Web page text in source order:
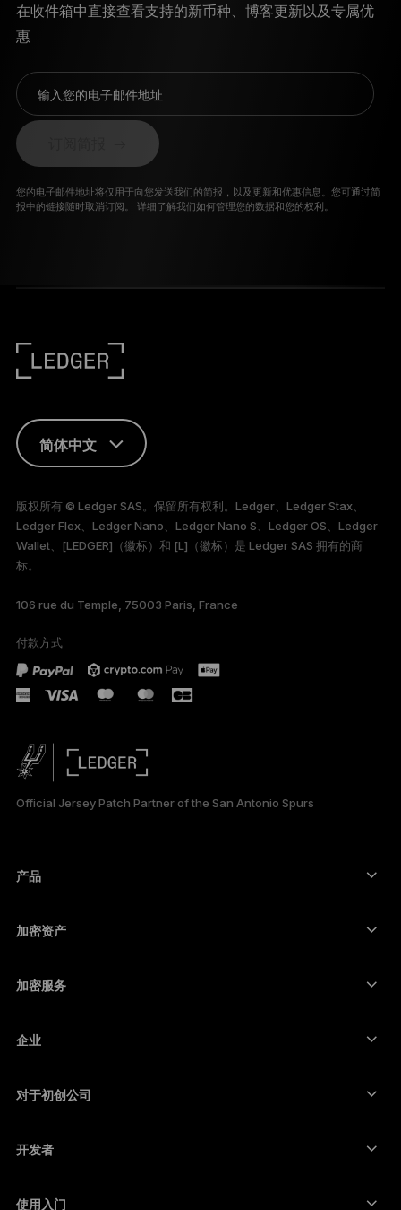
在收件箱中直接查看支持的新币种、博客更新以及专属优
惠
输入您的电子邮件地址
您的电子邮件地址将仅用于向您发送我们的简报，以及更新和优惠信息。您可通过简
报中的链接随时取消订阅。 详细了解我们如何管理您的数据和您的权利。
简体中文
FRANÇAIS
DEUTSCH
PORTUGUÊS
ESPAÑOL
日本語
版权所有 © Ledger SAS。保留所有权利。Ledger、Ledger Stax、
Ledger Flex、Ledger Nano、Ledger Nano S、Ledger OS、Ledger
Wallet、[LEDGER]（徽标）和 [L]（徽标）是 Ledger SAS 拥有的商
标。
106 rue du Temple, 75003 Paris, France
付款方式
Official Jersey Patch Partner of the San Antonio Spurs
产品
硬件钱包
Ledger Stax
Ledger Nano Classics
捆绑销售
所有产品
加密资产
以太坊钱包
卡尔达诺钱包
门罗币钱包
查看所有资产
加密服务
购买加密货币
互换加密货币
企业
对于初创公司
开发者
使用入门